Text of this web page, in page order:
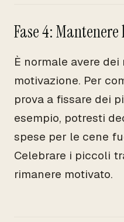
Fase 4:
È normale avere
motivazione. Per
prova a fissare dei
esempio, potresti
spese per le cene
Celebrare i piccoli
rimanere motivato.